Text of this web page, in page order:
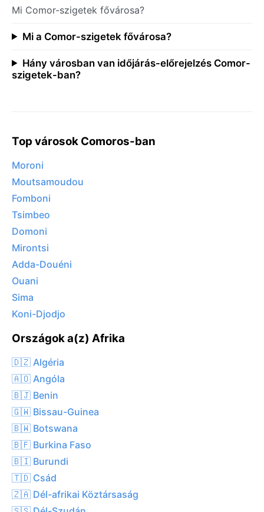
Mi Comor-szigetek fővárosa?
Mi a Comor-szigetek fővárosa?
Hány városban van időjárás-előrejelzés Comor-
szigetek-ban?
Top városok Comoros-ban
Moroni
Moutsamoudou
Fomboni
Tsimbeo
Domoni
Mirontsi
Adda-Douéni
Ouani
Sima
Koni-Djodjo
Országok a(z) Afrika
🇩🇿 Algéria
🇦🇴 Angóla
🇧🇯 Benin
🇬🇼 Bissau-Guinea
🇧🇼 Botswana
🇧🇫 Burkina Faso
🇧🇮 Burundi
🇹🇩 Csád
🇿🇦 Dél-afrikai Köztársaság